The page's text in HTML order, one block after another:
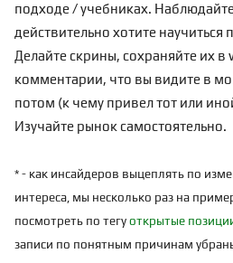
подходе / учебниках.
действительно хотите научиться
Делайте скрины, сохраняйте их в
комментарии, что вы видите в
потом (к чему привел тот или
Изучайте рынок самостоятельно.
* - как инсайдеров выцеплять по
интереса, мы несколько раз на
посмотреть по тегуоткрытые
записи по понятным причинам